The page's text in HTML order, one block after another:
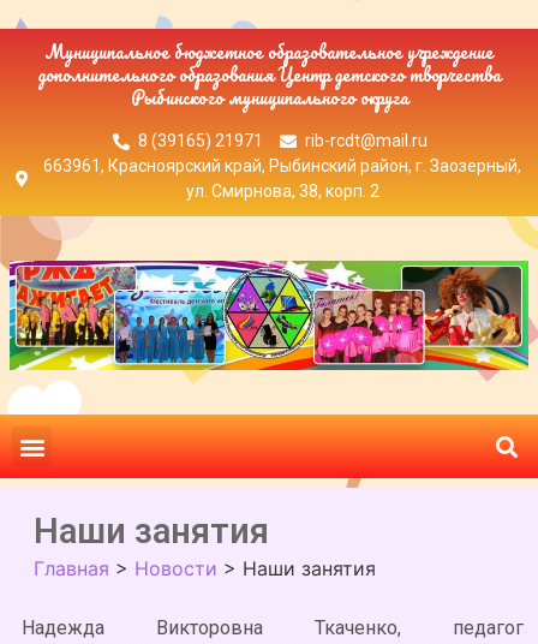
Муниципальное бюджетное образовательное учреждение
дополнительного образования Центр детского творчества
Рыбинского муниципального округа
8 (39165) 21971
rib-rcdt@mail.ru
663961, Красноярский край, Рыбинский район, г. Заозерный,
ул. Смирнова, 38, корп. 2
Наши занятия
Главная > Новости > Наши занятия
Надежда Викторовна Ткаченко, педагог